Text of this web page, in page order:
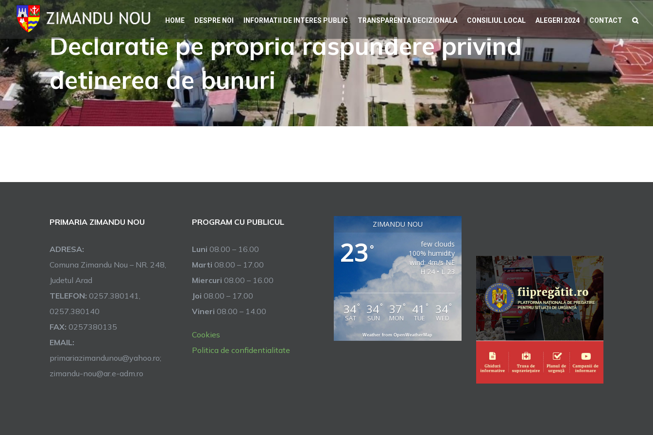
Skip
to
content
HOME DESPRE NOI INFORMATII DE INTERES PUBLIC TRANSPARENTA DECIZIONALA CONSILIUL LOCAL ALEGERI 2024 CONTACT
Declaratie pe propria raspundere privind
detinerea de bunuri
PRIMARIA ZIMANDU NOU
ADRESA:
Comuna Zimandu Nou – NR. 248,
Judetul Arad
TELEFON: 0257.380141,
0257.380140
FAX: 0257380135
EMAIL:
primariazimandunou@yahoo.ro;
zimandu-nou@ar.e-adm.ro
PROGRAM CU PUBLICUL
Luni 08.00 – 16.00
Marti 08.00 – 17.00
Miercuri 08.00 – 16.00
Joi 08.00 – 17.00
Vineri 08.00 – 14.00
Cookies
Politica de confidentialitate
ZIMANDU NOU
23°
few clouds
100% humidity
wind: 4m/s NE
H 24 • L 23
34°
SAT
34°
SUN
37 °
MON
41 °
TUE
34°
WED
Weather from OpenWeatherMap